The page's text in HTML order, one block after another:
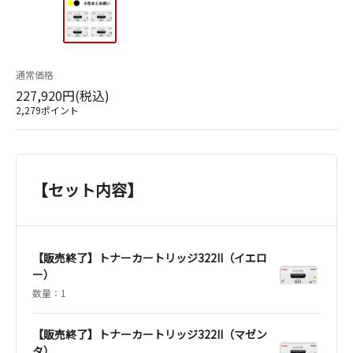
通常価格
227,920円(税込)
2,279ポイント
【セット内容】
【販売終了】トナーカートリッジ322II（イエロ
ー）
数量：1
【販売終了】トナーカートリッジ322II（マゼン